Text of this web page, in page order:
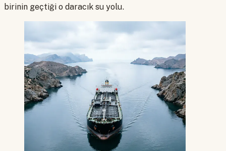
birinin geçtiği o daracık su yolu.